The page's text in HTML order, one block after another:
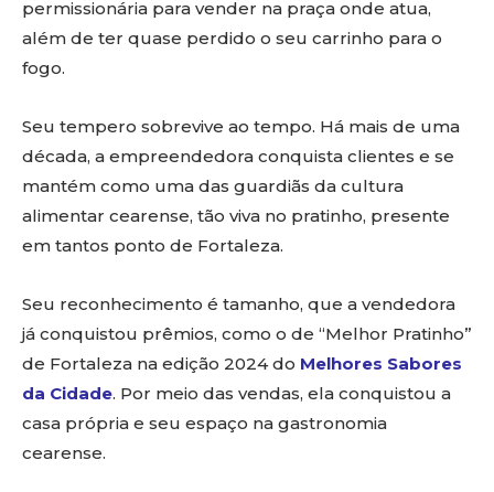
permissionária para vender na praça onde atua,
além de ter quase perdido o seu carrinho para o
fogo.
Seu tempero sobrevive ao tempo. Há mais de uma
década, a empreendedora conquista clientes e se
mantém como uma das guardiãs da cultura
alimentar cearense, tão viva no pratinho, presente
em tantos ponto de Fortaleza.
Seu reconhecimento é tamanho, que a vendedora
já conquistou prêmios, como o de “Melhor Pratinho”
de Fortaleza na edição 2024 do Melhores Sabores
da Cidade. Por meio das vendas, ela conquistou a
casa própria e seu espaço na gastronomia
cearense.